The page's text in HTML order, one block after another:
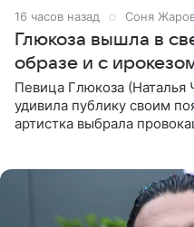
16 часов назад Соня
Глюкоза вышла в
образе и с
Певица Глюкоза (Наталья
удивила публику своим
артистка выбрала